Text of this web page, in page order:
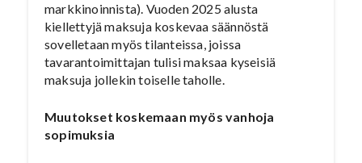
markkinoinnista). Vuoden 2025 alusta
kiellettyjä maksuja koskevaa säännöstä
sovelletaan myös tilanteissa, joissa
tavarantoimittajan tulisi maksaa kyseisiä
maksuja jollekin toiselle taholle.
Muutokset koskemaan myös vanhoja
sopimuksia